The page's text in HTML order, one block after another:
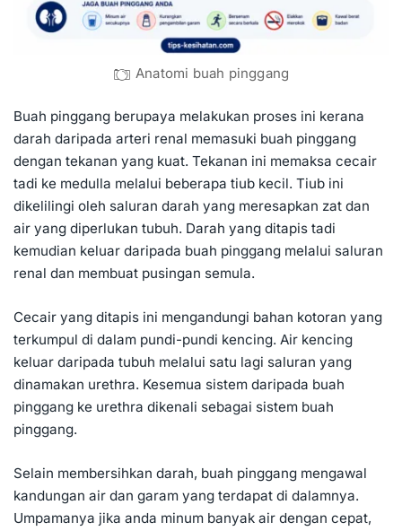
Anatomi buah pinggang
Buah pinggang berupaya melakukan proses ini kerana
darah daripada arteri renal memasuki buah pinggang
dengan tekanan yang kuat. Tekanan ini memaksa cecair
tadi ke medulla melalui beberapa tiub kecil. Tiub ini
dikelilingi oleh saluran darah yang meresapkan zat dan
air yang diperlukan tubuh. Darah yang ditapis tadi
kemudian keluar daripada buah pinggang melalui saluran
renal dan membuat pusingan semula.
Cecair yang ditapis ini mengandungi bahan kotoran yang
terkumpul di dalam pundi-pundi kencing. Air kencing
keluar daripada tubuh melalui satu lagi saluran yang
dinamakan urethra. Kesemua sistem daripada buah
pinggang ke urethra dikenali sebagai sistem buah
pinggang.
Selain membersihkan darah, buah pinggang mengawal
kandungan air dan garam yang terdapat di dalamnya.
Umpamanya jika anda minum banyak air dengan cepat,